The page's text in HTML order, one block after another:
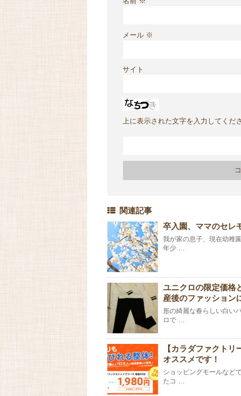
メール ※
サイト
上に表示された文字を入力してくださ
関連記事
卒入園、ママのセレ
我が家の息子、現在幼稚
年少 …
ユニクロの限定価格
産後のファッション
形の綺麗な春らしい白い
ロで …
【カラダファクトリ
オススメです！
ショッピングモールなど
たコ …